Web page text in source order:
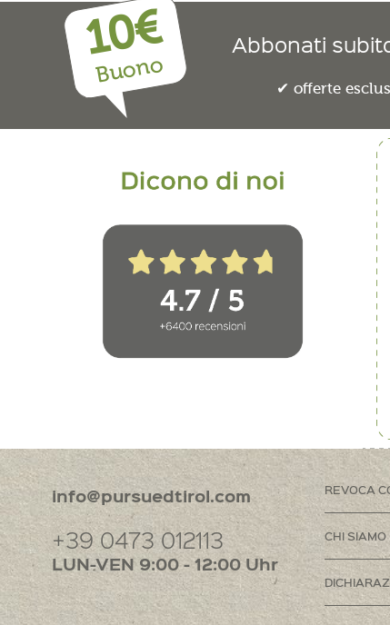
10€
Buono
Abbonati
offerte
info@pursuedtirol.com
+39 0473 012113
LUN-VEN 9:00 - 12:00 Uhr
REVOCA
CHI SIAMO